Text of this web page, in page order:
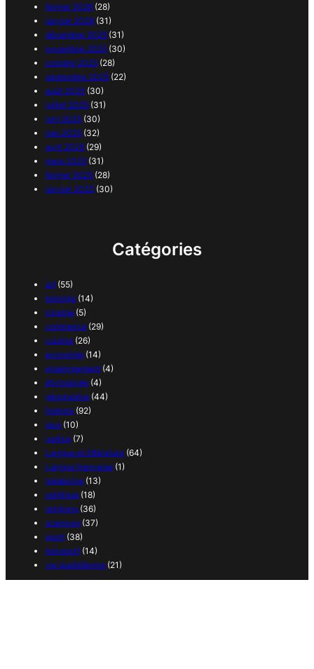
février 2026 (28)
janvier 2026 (31)
décembre 2025 (31)
novembre 2025 (30)
octobre 2025 (28)
septembre 2025 (22)
août 2025 (30)
juillet 2025 (31)
juin 2025 (30)
mai 2025 (32)
avril 2025 (29)
mars 2025 (31)
février 2025 (28)
janvier 2025 (30)
Catégories
art (55)
biologie (14)
cinéma (5)
commerce (29)
cuisine (26)
économie (14)
enseignement (4)
étymologie (4)
géographie (44)
histoire (92)
jeux (10)
justice (7)
Langue et littérature (64)
Langue française (1)
médecine (13)
politique (18)
religions (36)
sciences (37)
sport (38)
transport (14)
vie quotidienne (21)